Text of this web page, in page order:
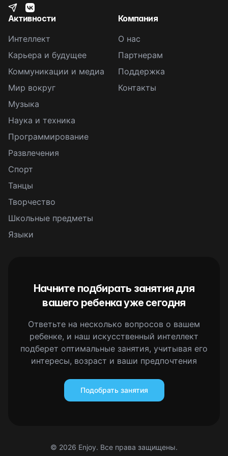
Активности
Интеллект
Карьера и будущее
Коммуникации и медиа
Мир вокруг
Музыка
Наука и техника
Программирование
Развлечения
Спорт
Танцы
Творчество
Школьные предметы
Языки
Компания
О нас
Партнерам
Поддержка
Контакты
Начните подбирать занятия для
вашего ребенка уже сегодня
Ответьте на несколько вопросов о вашем
ребенке, и наш искусственный интеллект
подберет оптимальные занятия, учитывая его
интересы, возраст и ваши предпочтения
Подобрать занятия
© 2026 Enjoy. Все права защищены.